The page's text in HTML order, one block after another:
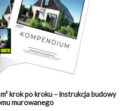
krok po kroku – instrukcja budowy
murowanego